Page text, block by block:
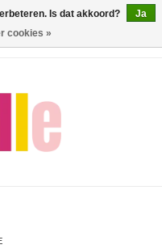
Is dat akkoord?
Ja
cookies »